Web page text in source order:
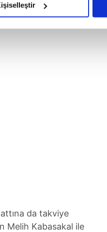
da takviye
Melih Kabasakal ile